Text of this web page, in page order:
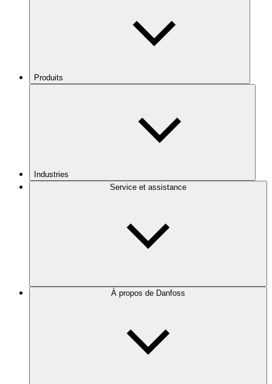
Produits
Industries
Service et assistance
À propos de Danfoss